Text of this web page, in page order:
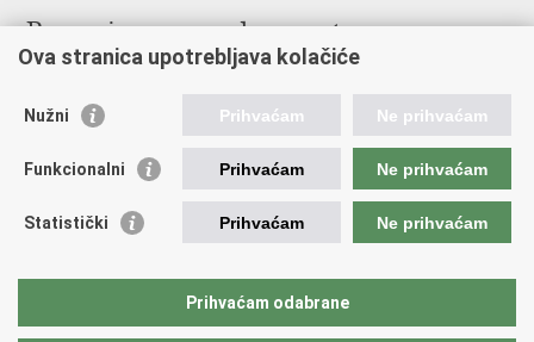
Poveznice pravosudnog sustava
Državno odvjetništvo
Ured za suzbijanje korupcije i organiziranog kriminaliteta
Državnoodvjetničko vijeće
Hrvatska odvjetnička komora
Europski pravosudni portal
Ova stranica upotrebljava kolačiće
Nužni Prihvaćam Ne prihvaćam
Funkcionalni Prihvaćam Ne prihvaćam
Statistički Prihvaćam Ne prihvaćam
Prihvaćam odabrane